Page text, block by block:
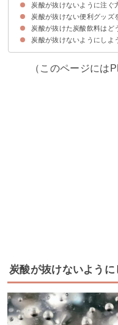
①栓をしっかりと閉める
②冷蔵庫などでしっかりと
③ペットボトルや缶は立て
④空気をなるべく抜く
⑤逆さまにして保存する
⑥大容量のペットボトルは
⑦スプーンの柄の部分を容
炭酸が抜けないように注ぐ
①グラスを冷やしておく
②氷を水で洗っておく
③グラスを傾けて注ぐ
④グラスを綺麗に磨いて
⑤ペットボトルなど炭酸飲
炭酸が抜けない便利グッズ
①貝印KAI炭酸ペットボト
②佐藤金属興業SALUSソ
炭酸が抜けた炭酸飲料はど
炭酸が抜けないようにしよ
（このページには
炭酸が抜けないよう